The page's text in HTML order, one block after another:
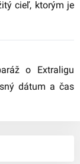
cieľ, ktorým je
o Extraligu
dátum a čas